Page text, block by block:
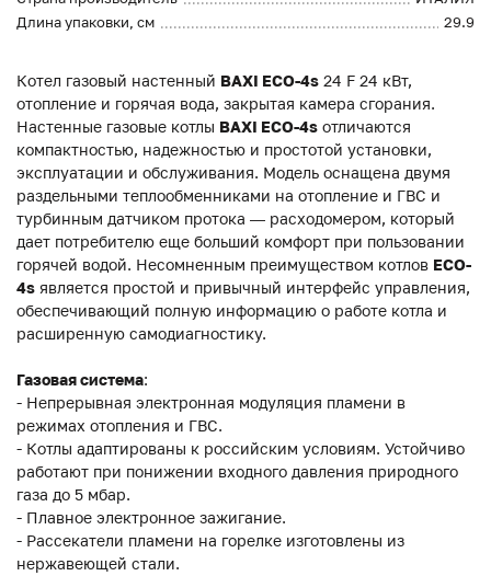
Длина упаковки, см
29.9
Котел газовый настенный BAXI ECO-4s 24 F 24 кВт,
отопление и горячая вода, закрытая камера сгорания.
Настенные газовые котлы BAXI ECO-4s отличаются
компактностью, надежностью и простотой установки,
эксплуатации и обслуживания. Модель оснащена двумя
раздельными теплообменниками на отопление и ГВС и
турбинным датчиком протока — расходомером, который
дает потребителю еще больший комфорт при пользовании
горячей водой. Несомненным преимуществом котлов ECO-
4s является простой и привычный интерфейс управления,
обеспечивающий полную информацию о работе котла и
расширенную самодиагностику.
Газовая система:
- Непрерывная электронная модуляция пламени в
режимах отопления и ГВС.
- Котлы адаптированы к российским условиям. Устойчиво
работают при понижении входного давления природного
газа до 5 мбар.
- Плавное электронное зажигание.
- Рассекатели пламени на горелке изготовлены из
нержавеющей стали.